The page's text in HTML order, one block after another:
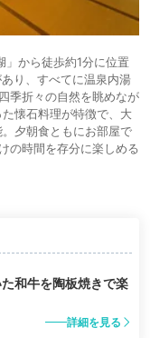
」から徒歩約1分に位置
り、すべてに温泉内湯
季折々の自然を眺めなが
懐石料理が特徴で、大
夕朝食ともにお部屋で
の時間を存分に楽しめる
た和牛を陶板焼きで楽
詳細を見る